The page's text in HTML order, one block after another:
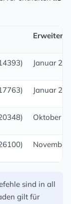
Januar
Januar
Oktober
sind in all
gilt für